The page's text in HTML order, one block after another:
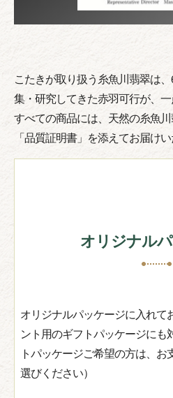
こたきが取り扱う糸魚川翡翠は
集・研究してきた赤羽可行が、一
すべての商品には、天然の糸魚
「品質証明書」を添えてお届けい
オリジナル
オリジナルパッケージに入れて
ント用のギフトパッケージにも
トパッケージご希望の方は、
選びください）